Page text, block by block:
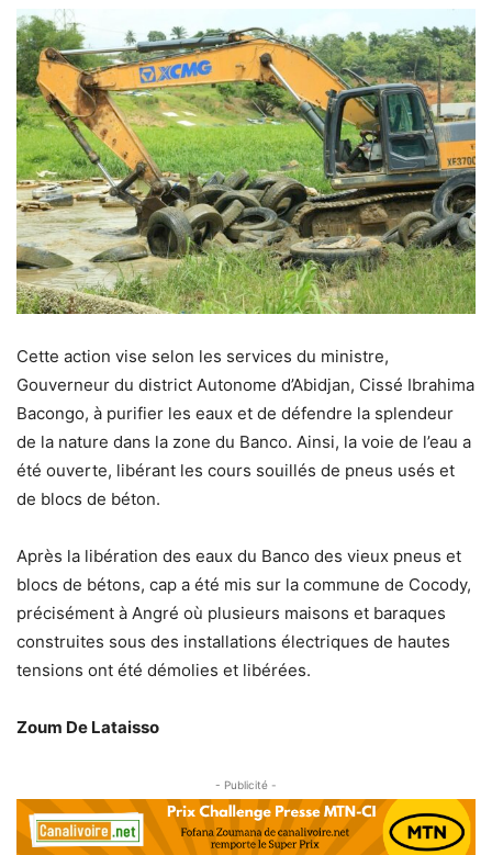
Cette action vise selon les services du ministre,
Gouverneur du district Autonome d’Abidjan, Cissé Ibrahima
Bacongo, à purifier les eaux et de défendre la splendeur
de la nature dans la zone du Banco. Ainsi, la voie de l’eau a
été ouverte, libérant les cours souillés de pneus usés et
de blocs de béton.
Après la libération des eaux du Banco des vieux pneus et
blocs de bétons, cap a été mis sur la commune de Cocody,
précisément à Angré où plusieurs maisons et baraques
construites sous des installations électriques de hautes
tensions ont été démolies et libérées.
Zoum De Lataisso
- Publicité -